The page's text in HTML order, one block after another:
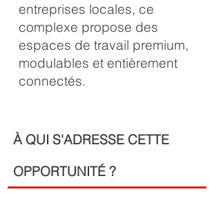
À QUI S'ADRESSE CETTE
OPPORTUNITÉ ?
entreprises locales, ce
complexe propose des
espaces de travail premium,
modulables et entièrement
connectés.